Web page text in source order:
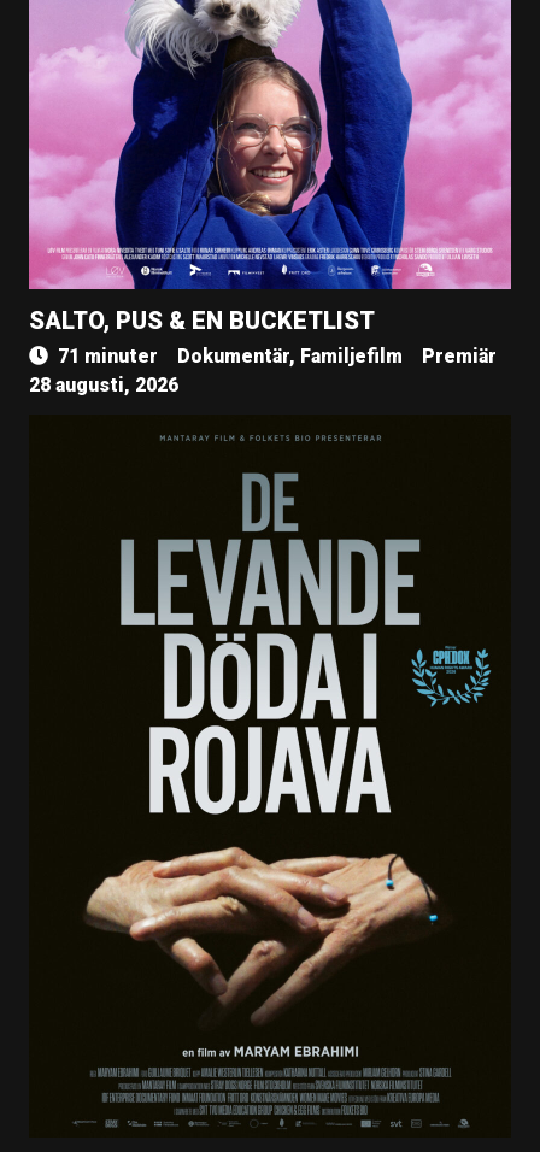
SALTO, PUS & EN BUCKETLIST
71 minuter Dokumentär, Familjefilm
Premiär
28 augusti, 2026